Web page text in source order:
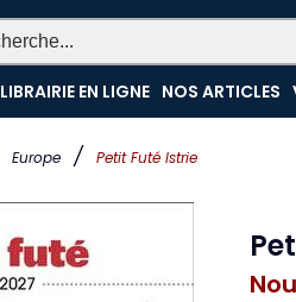
Europe / Petit Futé Istrie
LIBRAIRIE EN LIGNE NOS ARTICLES